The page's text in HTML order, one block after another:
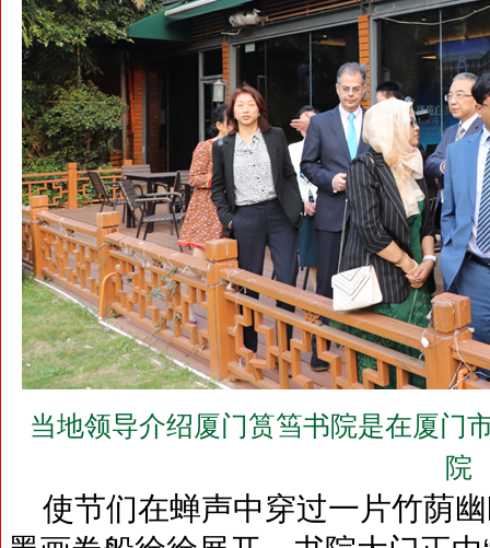
当地领导介绍厦门筼筜书院是在厦门
院
使节们在蝉声中穿过一片竹荫